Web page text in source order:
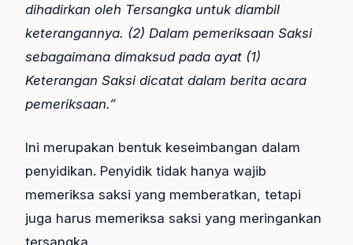
dihadirkan oleh Tersangka untuk diambil
keterangannya. (2) Dalam pemeriksaan Saksi
sebagaimana dimaksud pada ayat (1)
Keterangan Saksi dicatat dalam berita acara
pemeriksaan.”
Ini merupakan bentuk keseimbangan dalam
penyidikan. Penyidik tidak hanya wajib
memeriksa saksi yang memberatkan, tetapi
juga harus memeriksa saksi yang meringankan